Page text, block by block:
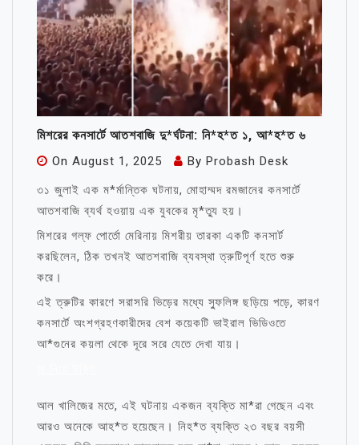
মিশরের কনসার্টে আতশবাজি দু*র্ঘটনা: নি*হ*ত ১, আ*হ*ত ৬
On August 1, 2025 By Probash Desk
৩১ জুলাই এক ম*র্মান্তিক ঘটনায়, মোহাম্মদ রমজানের কনসার্টে
আতশবাজি ব্যর্থ হওয়ায় এক যুবকের মৃ*ত্যু হয়।
মিশরের গল্ফ পোর্তো মেরিনায় মিশরীয় তারকা একটি কনসার্ট
করছিলেন, ঠিক তখনই আতশবাজি ব্যবস্থা ত্রুটিপূর্ণ হতে শুরু
করে।
এই ত্রুটির কারণে সরাসরি ভিড়ের মধ্যে স্ফুলিঙ্গ ছড়িয়ে পড়ে, কারণ
কনসার্টে অংশগ্রহণকারীদের বেশ কয়েকটি ভাইরাল ভিডিওতে
আ*গুনের কয়লা থেকে দূরে সরে যেতে দেখা যায়।
আল খালিজের মতে, এই ঘটনায় একজন ব্যক্তি মা*রা গেছেন এবং
আরও অনেকে আহ*ত হয়েছেন। নিহ*ত ব্যক্তি ২৩ বছর বয়সী